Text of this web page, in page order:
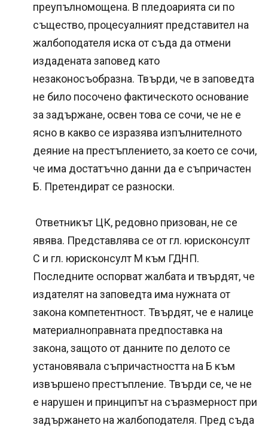
преупълномощена. В пледоарията си по
същество, процесуалният представител на
жалбоподателя иска от съда да отмени
издадената заповед като
незаконосъобразна. Твърди, че в заповедта
не било посочено фактическото основание
за задържане, освен това се сочи, че не е
ясно в какво се изразява изпълнителното
деяние на престъплението, за което се сочи,
че има достатъчно данни да е съпричастен
Б. Претендират се разноски.
Ответникът ЦК, редовно призован, не се
явява. Представлява се от гл. юрисконсулт
С и гл. юрисконсулт М към ГДНП.
Последните оспорват жалбата и твърдят, че
издателят на заповедта има нужната от
закона компетентност. Твърдят, че е налице
материалноправната предпоставка на
закона, защото от данните по делото се
установявала съпричастността на Б към
извършено престъпление. Твърди се, че не
е нарушен и принципът на съразмерност при
задържането на жалбоподателя. Пред съда